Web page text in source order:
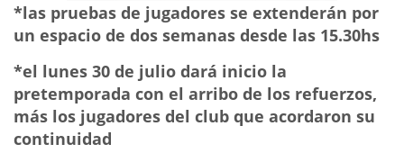
*las pruebas de jugadores se extenderán por
un espacio de dos semanas desde las 15.30hs
*el lunes 30 de julio dará inicio la
pretemporada con el arribo de los refuerzos,
más los jugadores del club que acordaron su
continuidad